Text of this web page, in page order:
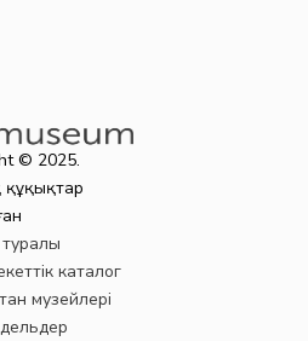
© 2025.
каталог
музейлері